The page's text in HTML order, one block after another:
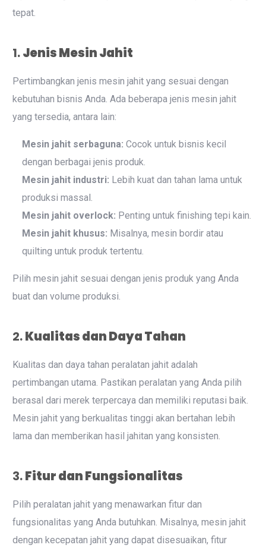
tepat.
1.Jenis Mesin Jahit
Pertimbangkan jenis mesin jahit yang sesuai dengan
kebutuhan bisnis Anda. Ada beberapa jenis mesin jahit
yang tersedia, antara lain:
Mesin jahit serbaguna: Cocok untuk bisnis kecil
dengan berbagai jenis produk.
Mesin jahit industri: Lebih kuat dan tahan lama untuk
produksi massal.
Mesin jahit overlock: Penting untuk finishing tepi kain.
Mesin jahit khusus: Misalnya, mesin bordir atau
quilting untuk produk tertentu.
Pilih mesin jahit sesuai dengan jenis produk yang Anda
buat dan volume produksi.
2.Kualitas dan Daya Tahan
Kualitas dan daya tahan peralatan jahit adalah
pertimbangan utama. Pastikan peralatan yang Anda pilih
berasal dari merek terpercaya dan memiliki reputasi baik.
Mesin jahit yang berkualitas tinggi akan bertahan lebih
lama dan memberikan hasil jahitan yang konsisten.
3.Fitur dan Fungsionalitas
Pilih peralatan jahit yang menawarkan fitur dan
fungsionalitas yang Anda butuhkan. Misalnya, mesin jahit
dengan kecepatan jahit yang dapat disesuaikan, fitur